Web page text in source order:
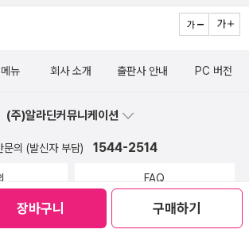
장바구니 구매하기
지 이유를 찾을 수 없었다. 아플 때는 길
을 정도로 심하게 아팠지만, 약을 먹으면 이
물도 없이 약을 씹어 먹었고, 이내 괜찮아지
다. 선이는 식은땀을 흘리며 배를 움켜쥐었
같았다. 감독관이 선이에게 다가와 괜찮냐
는 울고 있었다. 처음부터 3년을 계획하고 시
날이 마지막이었고, 선이는 자신이 모두 망쳐
를 가르치는 강사들까지 어느날 갑자기 조
급에 속하는 시간 강사들이 비밀리에-학교가
로 유야무야되었다. 그전부터 소위 비인기 외
강 전날 가르칠 수업이 없어지거나 생기거나
은 보수를 받고 일해야 했다.) 그들이 여자
있든, 한국에 있든 사정은 오십보 백보다. 대
논리가 교육에 들어왔을 때(하긴 다른 분
가지지만) 이런 일이 벌어진다. '코리안 티처'
뉴 회사 소개 출판사 안내 PC 버전
(주)알라딘커뮤니케이션
문의 (발신자 부담) 1544-2514
FAQ
중고매장 위치, 영업시간 안내